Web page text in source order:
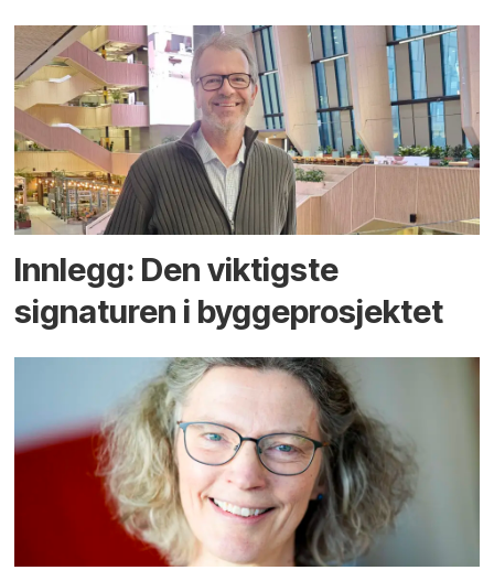
Innlegg: Den viktigste
signaturen i bygge­­prosjektet